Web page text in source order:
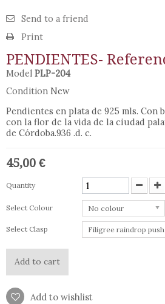
Send to a friend
Print
PENDIENTES-
Model PLP-204
Condition New
Pendientes en plata de 925 mls. Con
con la flor de la vida de la ciudad
de Córdoba.936 .d. c.
45,00 €
Quantity
Select Colour No colour
Select Clasp Filigree raindrop push
Add to cart
Add to wishlist